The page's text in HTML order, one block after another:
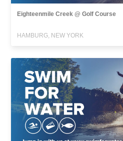
Eighteenmile Creek @ Golf Course
HAMBURG, NEW YORK